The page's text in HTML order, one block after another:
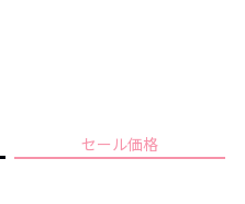
プライバシーポリシー
セール価格